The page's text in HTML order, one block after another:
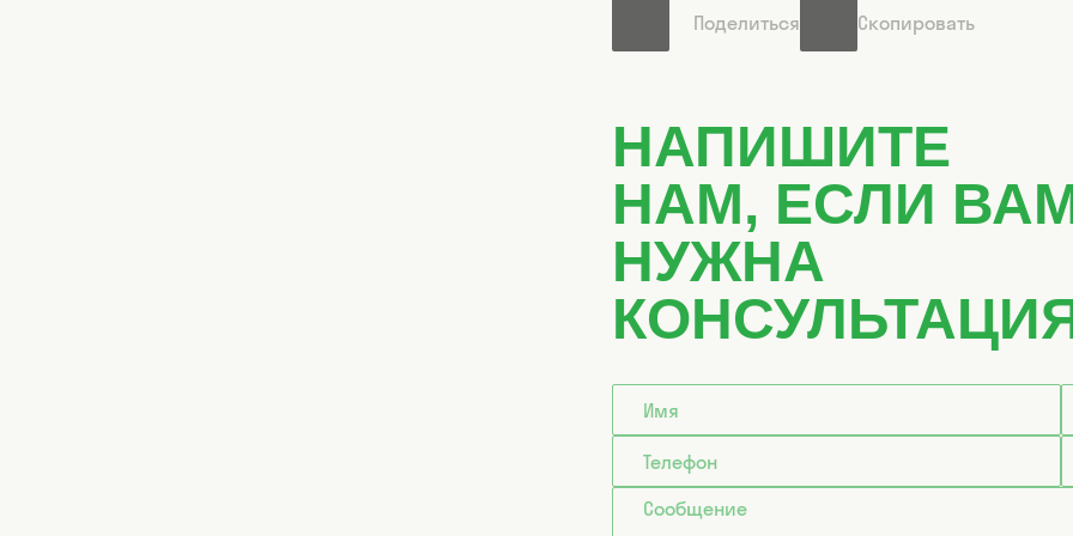
Поделиться Скопировать
НАПИШИТЕ
НАМ, ЕСЛИ
НУЖНА